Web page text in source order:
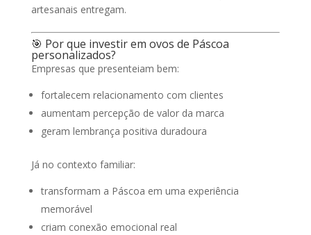
artesanais entregam.
🎯 Por que investir em ovos de Páscoa
personalizados?
Empresas que presenteiam bem:
fortalecem relacionamento com clientes
aumentam percepção de valor da marca
geram lembrança positiva duradoura
Já no contexto familiar:
transformam a Páscoa em uma experiência
memorável
criam conexão emocional real